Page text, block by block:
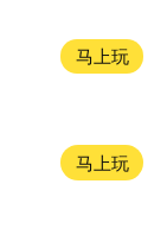
马上玩
马上玩